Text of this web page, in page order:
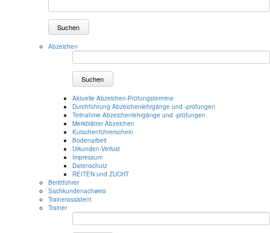
Suchen
Abzeichen
Suchen
Aktuelle Abzeichen-Prüfungstermine
Durchführung Abzeichenlehrgänge und -prüfungen
Teilnahme Abzeichenlehrgänge und -prüfungen
Merkblätter Abzeichen
Kutschenführerschein
Bodenarbeit
Urkunden-Verlust
Impressum
Datenschutz
REITEN und ZUCHT
Berittführer
Sachkundenachweis
Trainerassistent
Trainer